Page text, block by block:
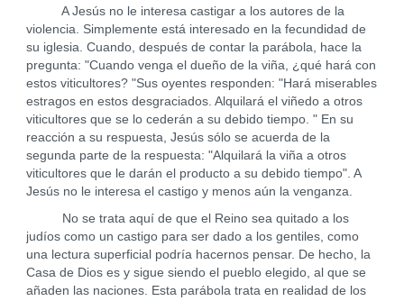
A Jesús no le interesa castigar a los autores de la
violencia. Simplemente está interesado en la fecundidad de
su iglesia. Cuando, después de contar la parábola, hace la
pregunta: "Cuando venga el dueño de la viña, ¿qué hará con
estos viticultores? "Sus oyentes responden: "Hará miserables
estragos en estos desgraciados. Alquilará el viñedo a otros
viticultores que se lo cederán a su debido tiempo. " En su
reacción a su respuesta, Jesús sólo se acuerda de la
segunda parte de la respuesta: "Alquilará la viña a otros
viticultores que le darán el producto a su debido tiempo". A
Jesús no le interesa el castigo y menos aún la venganza.
No se trata aquí de que el Reino sea quitado a los
judíos como un castigo para ser dado a los gentiles, como
una lectura superficial podría hacernos pensar. De hecho, la
Casa de Dios es y sigue siendo el pueblo elegido, al que se
añaden las naciones. Esta parábola trata en realidad de los